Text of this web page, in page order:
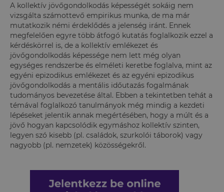
A kollektív jövőgondolkodás képességét sokáig nem
vizsgálta számottevő empirikus munka, de ma már
mutatkozik némi érdeklődés a jelenség iránt. Ennek
megfelelően egyre több átfogó kutatás foglalkozik ezzel a
kérdéskörrel is, de a kollektív emlékezet és
jövőgondolkodás képessége nem lett még olyan
egységes rendszerbe és elméleti keretbe foglalva, mint az
egyéni epizodikus emlékezet és az egyéni epizodikus
jövőgondolkodás a mentális időutazás fogalmának
tudományos bevezetése által. Ebben a tekintetben tehát a
témával foglalkozó tanulmányok még mindig a kezdeti
lépéseket jelentik annak megértésében, hogy a múlt és a
jövő hogyan kapcsolódik egymáshoz kollektív szinten,
legyen szó kisebb (pl. családok, szurkolói táborok) vagy
nagyobb (pl. nemzetek) közösségekről.